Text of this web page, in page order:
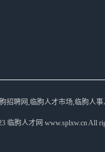
招聘网,临朐人才市场,临朐人事
临朐人才网 www.splxw.cn All